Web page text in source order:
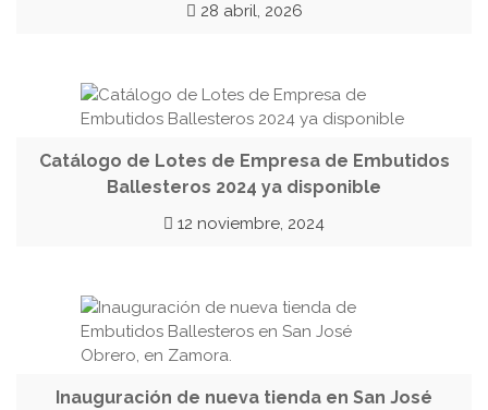
28 abril, 2026
Catálogo de Lotes de Empresa de Embutidos
Ballesteros 2024 ya disponible
12 noviembre, 2024
Inauguración de nueva tienda en San José